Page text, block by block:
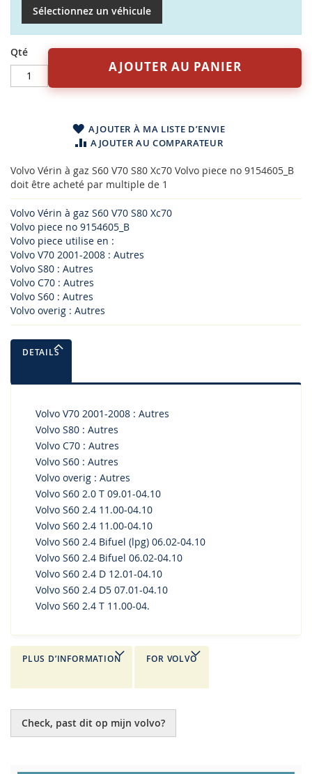
Sélectionnez un véhicule
Qté
AJOUTER AU PANIER
AJOUTER À MA LISTE D’ENVIE
AJOUTER AU COMPARATEUR
Volvo Vérin à gaz S60 V70 S80 Xc70 Volvo piece no 9154605_B
doit être acheté par multiple de 1
Volvo Vérin à gaz S60 V70 S80 Xc70
Volvo piece no 9154605_B
Volvo piece utilise en :
Volvo V70 2001-2008 : Autres
Volvo S80 : Autres
Volvo C70 : Autres
Volvo S60 : Autres
Volvo overig : Autres
DETAILS
Volvo V70 2001-2008 : Autres
Volvo S80 : Autres
Volvo C70 : Autres
Volvo S60 : Autres
Volvo overig : Autres
Volvo S60 2.0 T 09.01-04.10
Volvo S60 2.4 11.00-04.10
Volvo S60 2.4 11.00-04.10
Volvo S60 2.4 Bifuel (lpg) 06.02-04.10
Volvo S60 2.4 Bifuel 06.02-04.10
Volvo S60 2.4 D 12.01-04.10
Volvo S60 2.4 D5 07.01-04.10
Volvo S60 2.4 T 11.00-04.
PLUS D’INFORMATION FOR VOLVO
Check, past dit op mijn volvo?